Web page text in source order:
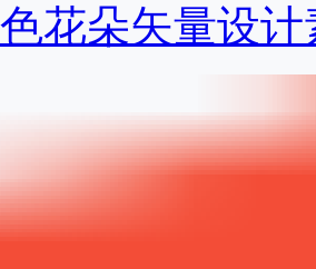
花朵矢量设计